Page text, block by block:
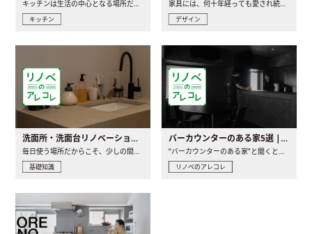
キッチンは生活の中心となる場所だからこそ、家の中のどこに置..
キッチン
家具には、何十年経っても愛され続ける「名作」と呼ばれるもの..
デザイン
洗面所・洗面台リノベーションの事例と間取りアイデア
毎日使う場所だからこそ、少しの間取りの工夫や素材の選び方で..
基礎知識
バーカウンターのある家5選 | 日常に馴染む“距離の近い”キッチンとは
“バーカウンターのある家”と聞くと、少し特別な、大人のための..
リノベのアレコレ